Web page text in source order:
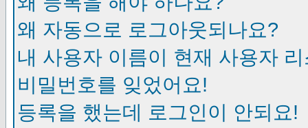
왜 자동으로 로그아웃되나요?
내 사용자 이름이 현재 사용자
비밀번호를 잊었어요!
등록을 했는데 로그인이 안되요!